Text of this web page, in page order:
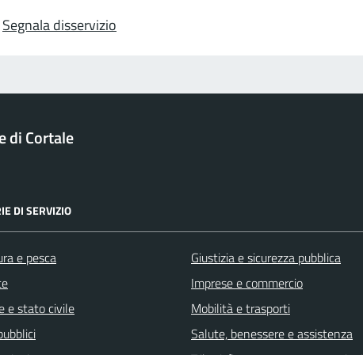
Segnala disservizio
di Cortale
DI SERVIZIO
e pesca
e stato civile
Giustizia e sicurezza pubblica
Imprese e commercio
Mobilità e trasporti
Salute, benessere e assistenza